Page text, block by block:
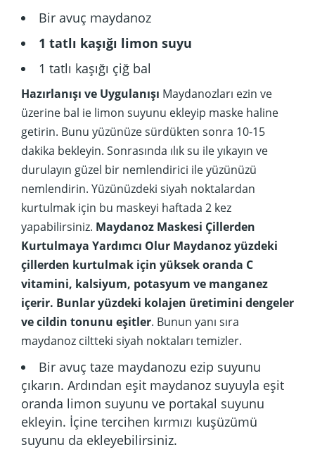
Bir avuç maydanoz
1 tatlı kaşığı limon suyu
1 tatlı kaşığı çiğ bal
Hazırlanışı ve Uygulanışı Maydanozları ezin ve
üzerine bal ie limon suyunu ekleyip maske haline
getirin. Bunu yüzünüze sürdükten sonra 10-15
dakika bekleyin. Sonrasında ılık su ile yıkayın ve
durulayın güzel bir nemlendirici ile yüzünüzü
nemlendirin. Yüzünüzdeki siyah noktalardan
kurtulmak için bu maskeyi haftada 2 kez
yapabilirsiniz. Maydanoz Maskesi Çillerden
Kurtulmaya Yardımcı Olur Maydanoz yüzdeki
çillerden kurtulmak için yüksek oranda C
vitamini, kalsiyum, potasyum ve manganez
içerir. Bunlar yüzdeki kolajen üretimini dengeler
ve cildin tonunu eşitler. Bunun yanı sıra
maydanoz ciltteki siyah noktaları temizler.
Bir avuç taze maydanozu ezip suyunu
çıkarın. Ardından eşit maydanoz suyuyla eşit
oranda limon suyunu ve portakal suyunu
ekleyin. İçine tercihen kırmızı kuşüzümü
suyunu da ekleyebilirsiniz.